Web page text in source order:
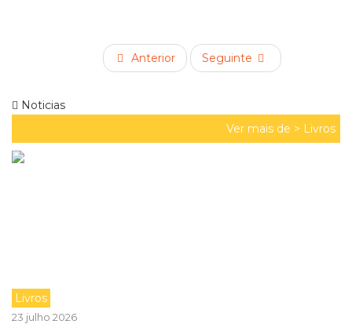
Anterior Seguinte
Noticias
Ver mais de > Livros
Livros
23 julho 2026